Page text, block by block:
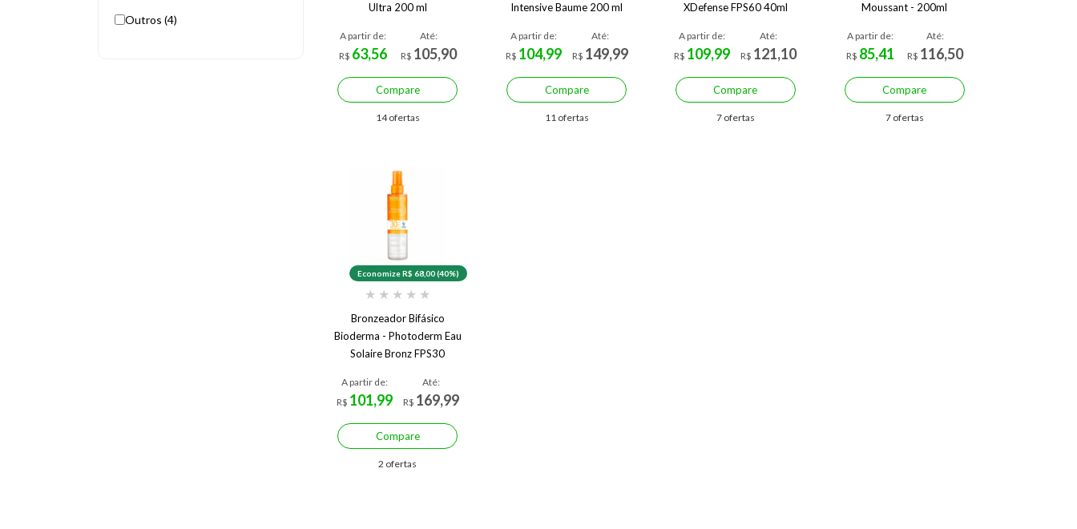
Outros (4)
Ultra 200 ml
A partir de:
R$ 63,56
Até:
R$ 105,90
Compare
14 ofertas
Intensive Baume 200 ml
A partir de:
R$ 104,99
Até:
R$ 149,99
Compare
11 ofertas
XDefense FPS60 40ml
A partir de:
R$ 109,99
Até:
R$ 121,10
Compare
7 ofertas
Moussant - 200ml
A partir de:
R$ 85,41
Até:
R$ 116,50
Compare
7 ofertas
Economize R$ 68,00 (40%)
★ ★ ★ ★ ★
Bronzeador Bifásico
Bioderma - Photoderm Eau
Solaire Bronz FPS30
A partir de:
R$ 101,99
Até:
R$ 169,99
Compare
2 ofertas